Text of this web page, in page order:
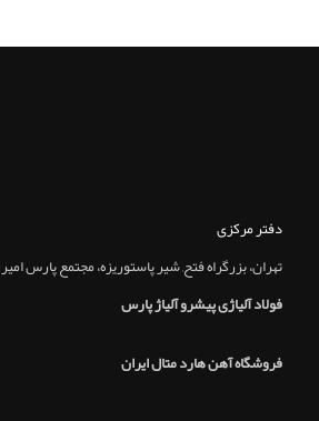
دفتر مرکزی
تهران، بزرگراه فتح, شير پاستوريزه، مجتمع پارس امير
فولاد آلیاژی پیشرو آلیاژ پارس
فروشگاه آهن هارد متال ایران